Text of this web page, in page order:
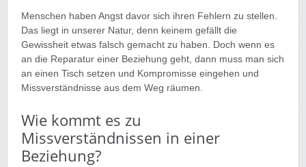
Menschen haben Angst davor sich ihren Fehlern zu stellen.
Das liegt in unserer Natur, denn keinem gefällt die
Gewissheit etwas falsch gemacht zu haben. Doch wenn es
an die Reparatur einer Beziehung geht, dann muss man sich
an einen Tisch setzen und Kompromisse eingehen und
Missverständnisse aus dem Weg räumen.
Wie kommt es zu
Missverständnissen in einer
Beziehung?